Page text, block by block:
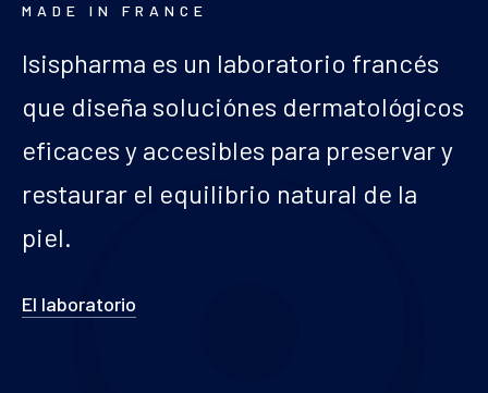
MADE IN FRANCE
Isispharma es un laboratorio francés
que diseña soluciónes dermatológicos
eficaces y accesibles para preservar y
restaurar el equilibrio natural de la
piel.
El laboratorio